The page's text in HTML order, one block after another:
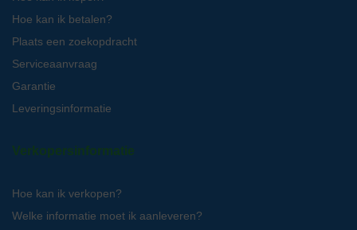
Hoe kan ik betalen?
Plaats een zoekopdracht
Serviceaanvraag
Garantie
Leveringsinformatie
Verkopersinformatie
Hoe kan ik verkopen?
Welke informatie moet ik aanleveren?